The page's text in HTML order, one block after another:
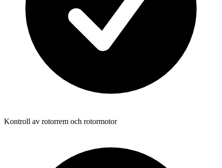
Kontroll av rotorrem och rotormotor